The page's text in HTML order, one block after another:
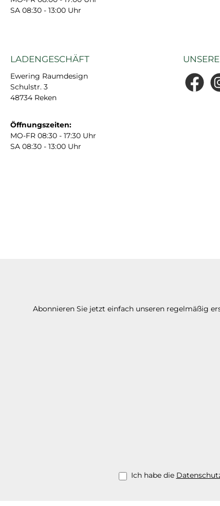
SA 08:30 - 13:00 Uhr
LADENGESCHÄFT
Ewering Raumdesign
Schulstr. 3
48734 Reken
Öffnungszeiten:
MO-FR 08:30 - 17:30 Uhr
SA 08:30 - 13:00 Uhr
Facebook
Abonnieren Sie jetzt einfach unseren regelmäßig
Ich habe die